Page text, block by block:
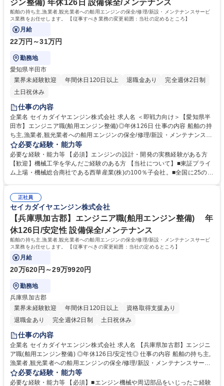
車
ジン整備) 年休126日 設備保全/メンテナンス
船舶の持ち主,漁業者,観光業者への舶用エンジンの保全/修理/新設・メンテナンスサービ
ス業務をお任せします。 【従事すべき業務の変更範囲：当社の定めるところ】
月給
22万円～31万円
勤務地
愛知県半田市
業界未経験歓迎
年間休日120日以上 退職金あり
完全週休2日制
土日祝休み
仕事の内容
企業名 セイカダイヤエンジン株式会社 求人名 ＜即戦力向け＞【愛知県半
田市】エンジニア職(舶用エンジン整備)◎年休126日 仕事の内容 船舶の持
ち主,漁業者,観光業者への舶用エンジンの保全/修理/新設・メンテナンスサ
ービス業務をお任せします。 【従事すべき業務の変更範囲：当社の定める
ところ】 ■お客様である船主へ訪問・訪船して得た情報を基に客先のニー
ズを調査し,エンジンの保全に必要な部品を用いて,補修工事を行います。
また船主のニーズ調査/報告書作成/代金回収等の業務もお任せします。 ■1
す。顧客先は社用車で移動します。 募集職種 ＜即戦力向け＞【愛知県半
田市】エンジニア職(舶用エンジン整備)◎年休126日
必要な経験・能力等
必要な経験・能力等 【必須】エンジンの設計・開発の実務経験がある方
【歓迎】機械工学を学んだご経験のある方 【当社について】■東証プライ
ム上場・機械総合商社である西華産業(株)の100％子会社。■全国に25のサ
器の販売事業を展開しています。★20馬力～1000馬力の舶用エンジン分
野で圧倒的な強さを誇り,国内シェアは第2位！■安定した経営基盤のもと,
堅実な成長を続けています！ 学歴・資格 学歴：大学院 大学 高専 短大 専
修学校 高校 語学力： 資格：
正社員
セイカダイヤエンジン株式会社
【兵庫県加古郡】エンジニア職(舶用エンジン整備) 年
休126日/安定性 設備保全/メンテナンス
船舶の持ち主,漁業者,観光業者への舶用エンジンの保全/修理/新設・メンテナンスサービ
ス業務をお任せします。 【従事すべきの変更範囲：当社の定めるところ】
月給
20万620円～29万9920円
勤務地
兵庫県加古郡
業界未経験歓迎
年間休日120日以上
資格取得支援あり
退職金あり
完全週休2日制 土日祝休み
仕事の内容
企業名 セイカダイヤエンジン株式会社 求人名 【兵庫県加古郡】エンジニ
ア職(舶用エンジン整備) ◎年休126日/安定性◎ 仕事の内容 船舶の持ち主,
漁業者,観光業者への舶用エンジンの保全/修理/新設・メンテナンスサービ
ス業務をお任せします。 【従事すべきの変更範囲：当社の定めるところ】
■お客様である船主へ訪問・訪船して得た情報を基に客先のニーズを調査
必要な経験・能力等
必要な経験・能力等 【必須】■エンジン機械や周辺部品をいじったご経験